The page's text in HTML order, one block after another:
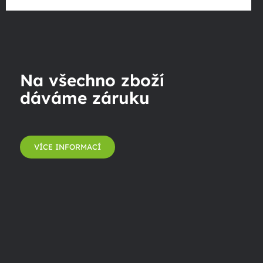
Na všechno zboží
dáváme záruku
VÍCE INFORMACÍ